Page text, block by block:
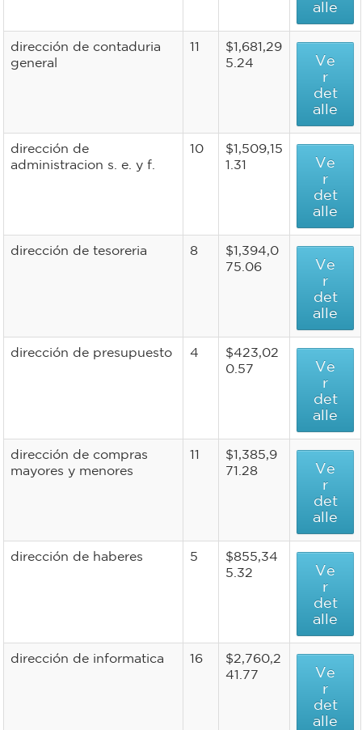
alle
dirección de contaduria
general
11
$1,681,29
5.24
Ve
r
det
alle
dirección de
administracion s. e. y f.
10
$1,509,15
1.31
Ve
r
det
alle
dirección de tesoreria 8
$1,394,0
75.06
Ve
r
det
alle
dirección de presupuesto 4
$423,02
0.57
Ve
r
det
alle
dirección de compras
mayores y menores
11
$1,385,9
71.28
Ve
r
det
alle
dirección de haberes 5
$855,34
5.32
Ve
r
det
alle
dirección de informatica 16
$2,760,2
41.77
Ve
r
det
alle